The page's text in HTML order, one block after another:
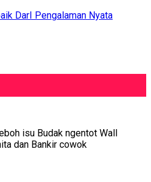
DarI Pengalaman Nyata